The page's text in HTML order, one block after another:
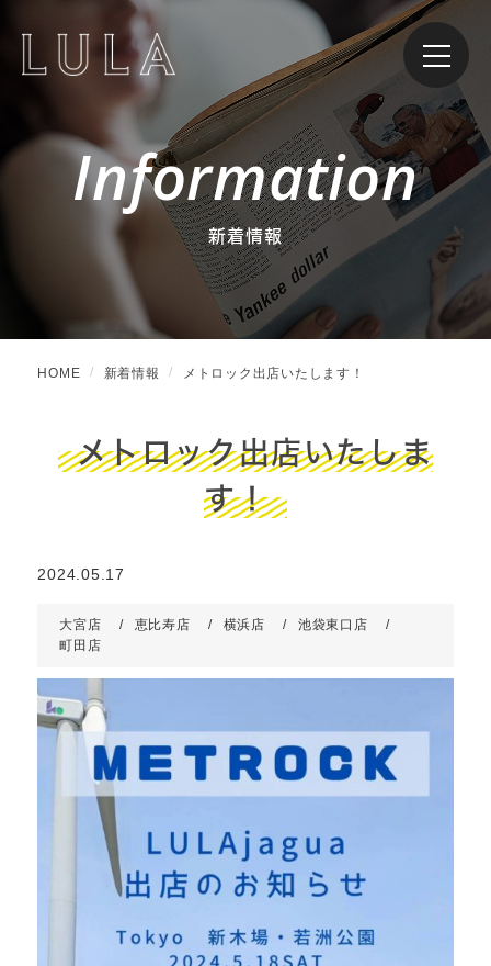
Information
新着情報
HOME 新着情報 メトロック出店いたします！
メトロック出店いたしま
す！
2024.05.17
大宮店 恵比寿店 横浜店
池袋東口店
町田店